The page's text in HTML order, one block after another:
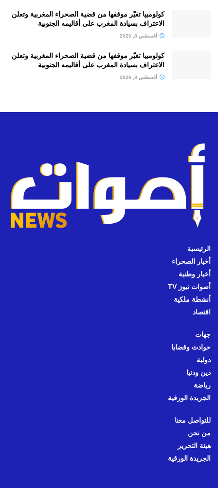
كولومبيا تغيّر موقفها من قضية الصحراء المغربية وتعلن
الاعتراف بسيادة المغرب على أقاليمه الجنوبية
أغسطس 8, 2026
كولومبيا تغيّر موقفها من قضية الصحراء المغربية وتعلن
الاعتراف بسيادة المغرب على أقاليمه الجنوبية
أغسطس 8, 2026
الرئيسية
أخبار الصحراء
أخبار وطنية
أصوات نيوز TV
أنشطة ملكية
اقتصاد
جهات
حوادث وقضايا
دولية
دين ودنيا
رياضة
الجريدة الورقية
للتواصل معنا
من نحن
هيئة التحرير
الجريدة الورقية